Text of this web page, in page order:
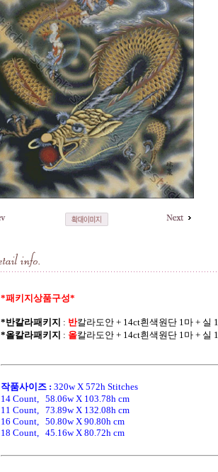
*패키지상품구성*
*반칼라패키지 : 반칼라도안 + 14ct흰색원단 1마 + 실
*올칼라패키지 : 올칼라도안 + 14ct흰색원단 1마 + 실
작품사이즈 : 320w X 572h Stitches
14 Count,   58.06w X 103.78h cm
11 Count,   73.89w X 132.08h cm
16 Count,   50.80w X 90.80h cm
18 Count,   45.16w X 80.72h cm